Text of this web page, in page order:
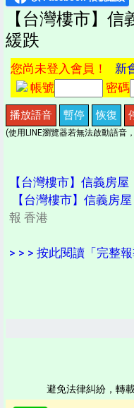
【台灣樓市】
緩跌
您尚未登入會員！ 新
帳號
密碼
播放語音 暫停 恢復
(使用LINE瀏覽器若無法啟動語音
【台灣樓市】信義房
【台灣樓市】信義房
報 香港
> > > 按此閱讀「完整報
避免法律糾紛，轉